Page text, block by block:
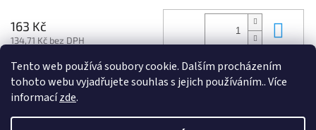
Tento web používá soubory cookie. Dalším procházením
tohoto webu vyjadřujete souhlas s jejich používáním.. Více
informacízde.
163 Kč
134,71 Kč bez DPH